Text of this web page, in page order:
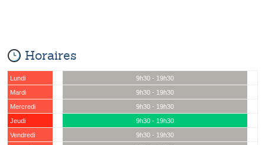
Horaires
Lundi
9h30 - 19h30
Mardi
9h30 - 19h30
Mercredi
9h30 - 19h30
Jeudi
9h30 - 19h30
Vendredi
9h30 - 19h30